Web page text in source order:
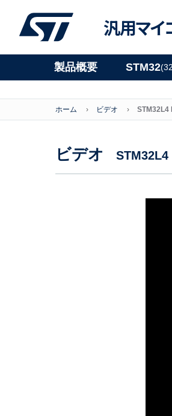
汎用マイ
製品概要 STM32
ホーム ビデオ STM32L4
ビデオ STM32L4